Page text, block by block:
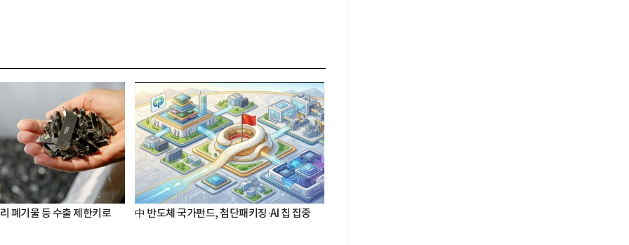
폐기물 등 수출 제한키로 中 반도체 국가펀드, 첨단패키징·AI 칩 집중